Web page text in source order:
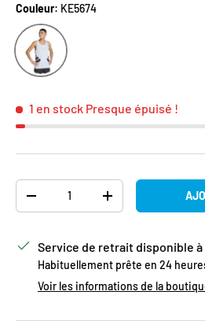
Couleur: KE5674
KE5674
1 en stock Presque épuisé !
DIMINUER LA QUANTITÉAUGMENTER LA
Service de retrait disponible à
Habituellement prête en 24
Voir les informations de la